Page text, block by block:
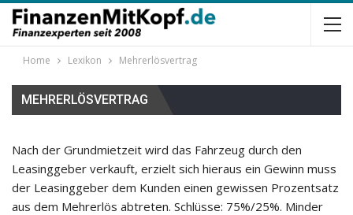
Home Lexikon Mehrerlösvertrag
MEHRERLÖSVERTRAG
Nach der Grundmietzeit wird das Fahrzeug durch den
Leasinggeber verkauft, erzielt sich hieraus ein Gewinn muss
der Leasinggeber dem Kunden einen gewissen Prozentsatz
aus dem Mehrerlös abtreten. Schlüsse: 75%/25%. Minder